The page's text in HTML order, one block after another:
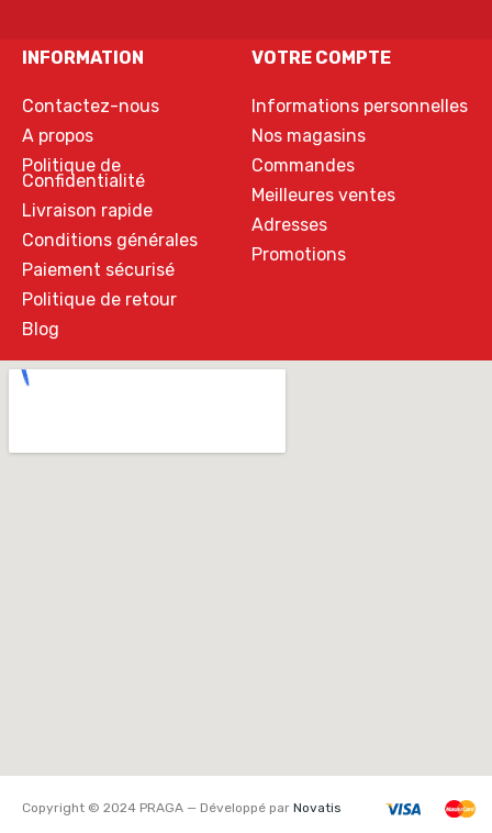
INFORMATION
Contactez-nous
A propos
Politique de
Confidentialité
Livraison rapide
Conditions générales
Paiement sécurisé
Politique de retour
Blog
VOTRE COMPTE
Informations personnelles
Nos magasins
Commandes
Meilleures ventes
Adresses
Promotions
Copyright © 2024 PRAGA — Développé par Novatis